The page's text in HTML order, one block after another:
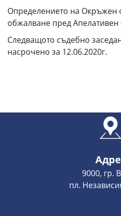
Определението на Окръжен
обжалване пред Апелативен
Следващото съдебно
насрочено за 12.06.2020г.
9000, гр.
пл.